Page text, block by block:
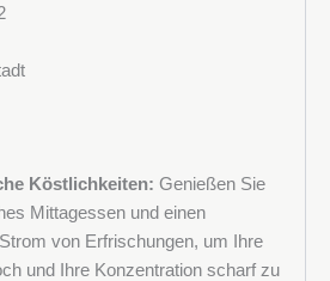
Köstlichkeiten: Genießen Sie
Mittagessen und einen
von Erfrischungen, um Ihre
und Ihre Konzentration scharf zu